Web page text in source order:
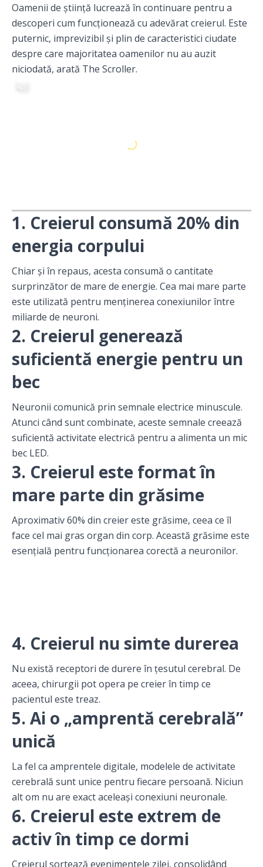
Oamenii de știință lucrează în continuare pentru a
descoperi cum funcționează cu adevărat creierul. Este
puternic, imprevizibil și plin de caracteristici ciudate
despre care majoritatea oamenilor nu au auzit
niciodată, arată The Scroller.
1. Creierul consumă 20% din
energia corpului
Chiar și în repaus, acesta consumă o cantitate
surprinzător de mare de energie. Cea mai mare parte
este utilizată pentru menținerea conexiunilor între
miliarde de neuroni.
2. Creierul generează
suficientă energie pentru un
bec
Neuronii comunică prin semnale electrice minuscule.
Atunci când sunt combinate, aceste semnale creează
suficientă activitate electrică pentru a alimenta un mic
bec LED.
3. Creierul este format în
mare parte din grăsime
Aproximativ 60% din creier este grăsime, ceea ce îl
face cel mai gras organ din corp. Această grăsime este
esențială pentru funcționarea corectă a neuronilor.
4. Creierul nu simte durerea
Nu există receptori de durere în țesutul cerebral. De
aceea, chirurgii pot opera pe creier în timp ce
pacientul este treaz.
5. Ai o „amprentă cerebrală”
unică
La fel ca amprentele digitale, modelele de activitate
cerebrală sunt unice pentru fiecare persoană. Niciun
alt om nu are exact aceleași conexiuni neuronale.
6. Creierul este extrem de
activ în timp ce dormi
Creierul sortează evenimentele zilei, consolidând